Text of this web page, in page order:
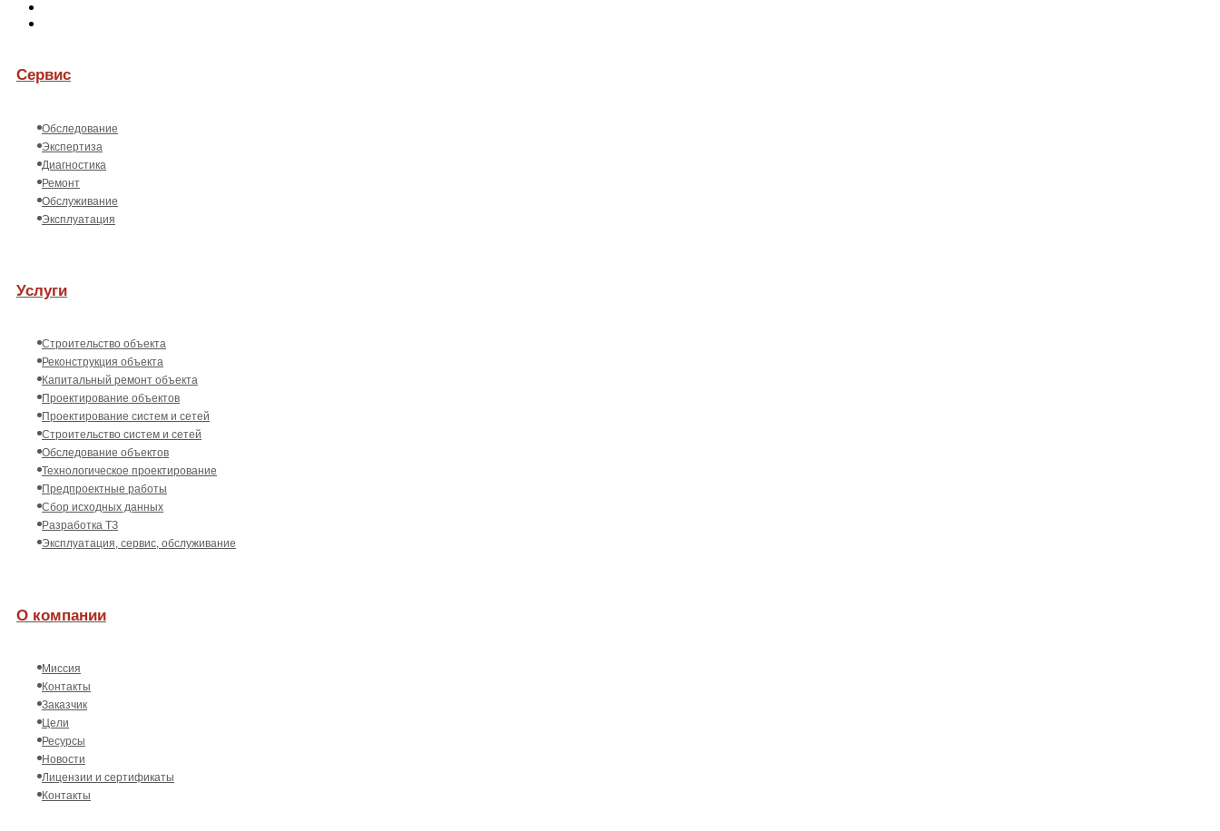
Сервис
Обследование
Экспертиза
Диагностика
Ремонт
Обслуживание
Эксплуатация
Услуги
Строительство объекта
Реконструкция объекта
Капитальный ремонт объекта
Проектирование объектов
Проектирование систем и сетей
Строительство систем и сетей
Обследование объектов
Технологическое проектирование
Предпроектные работы
Сбор исходных данных
Разработка ТЗ
Эксплуатация, сервис, обслуживание
О компании
Миссия
Контакты
Заказчик
Цели
Ресурсы
Новости
Лицензии и сертификаты
Контакты